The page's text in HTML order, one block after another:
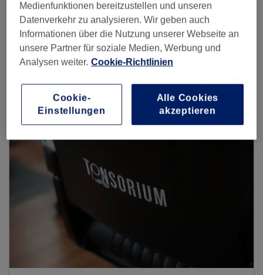
shòlk - advanced skin treatments & laser
hair removal
28 reviews
Medienfunktionen bereitzustellen und unseren
Datenverkehr zu analysieren. Wir geben auch
Informationen über die Nutzung unserer Webseite an
unsere Partner für soziale Medien, Werbung und
Analysen weiter. Cookie-Richtlinien
Cookie-
Einstellungen
Alle Cookies
akzeptieren